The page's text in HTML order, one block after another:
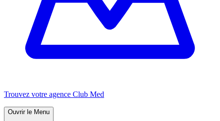
Trouvez votre agence Club Med
Ouvrir le Menu